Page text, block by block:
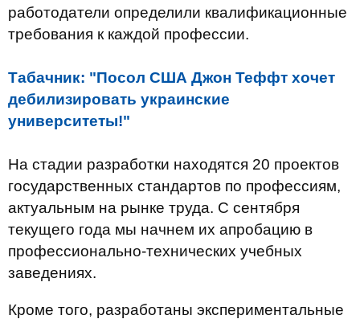
работодатели определили квалификационные
требования к каждой профессии.
Табачник: "Посол США Джон Теффт хочет
дебилизировать украинские
университеты!"
На стадии разработки находятся 20 проектов
государственных стандартов по профессиям,
актуальным на рынке труда. С сентября
текущего года мы начнем их апробацию в
профессионально-технических учебных
заведениях.
Кроме того, разработаны экспериментальные